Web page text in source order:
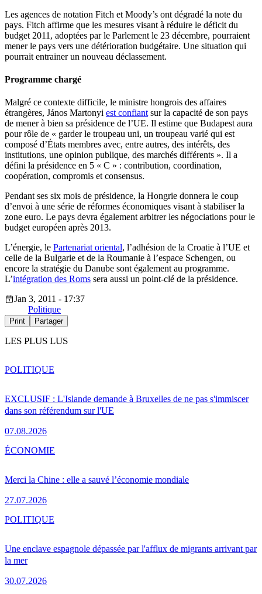
Les agences de notation Fitch et Moody’s ont dégradé la note du
pays. Fitch affirme que les mesures visant à réduire le déficit du
budget 2011, adoptées par le Parlement le 23 décembre, pourraient
mener le pays vers une détérioration budgétaire. Une situation qui
pourrait entrainer un nouveau déclassement.
Programme chargé
Malgré ce contexte difficile, le ministre hongrois des affaires
étrangères, János Martonyi est confiant sur la capacité de son pays
de mener à bien sa présidence de l’UE. Il estime que Budapest aura
pour rôle de « garder le troupeau uni, un troupeau varié qui est
composé d’États membres avec, entre autres, des intérêts, des
institutions, une opinion publique, des marchés différents ». Il a
défini la présidence en 5 « C » : contribution, coordination,
coopération, compromis et consensus.
Pendant ses six mois de présidence, la Hongrie donnera le coup
d’envoi à une série de réformes économiques visant à stabiliser la
zone euro. Le pays devra également arbitrer les négociations pour le
budget européen après 2013.
L’énergie, le Partenariat oriental, l’adhésion de la Croatie à l’UE et
celle de la Bulgarie et de la Roumanie à l’espace Schengen, ou
encore la stratégie du Danube sont également au programme.
L’intégration des Roms sera aussi un point-clé de la présidence.
Jan 3, 2011 - 17:37
Politique
Print Partager
LES PLUS LUS
EXCLUSIF : L'Islande demande à Bruxelles de ne pas s'immiscer
dans son référendum sur l'UE
07.08.2026
POLITIQUE
Merci la Chine : elle a sauvé l’économie mondiale
27.07.2026
ÉCONOMIE
Une enclave espagnole dépassée par l'afflux de migrants arrivant par
la mer
30.07.2026
POLITIQUE